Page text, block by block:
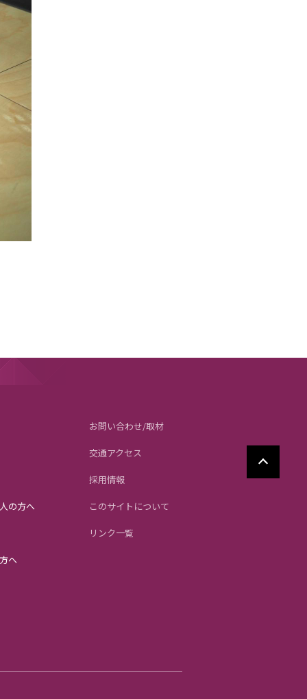
の方へ
へ
お問い合わせ/取材
交通アクセス
採用情報
このサイトについて
リンク一覧